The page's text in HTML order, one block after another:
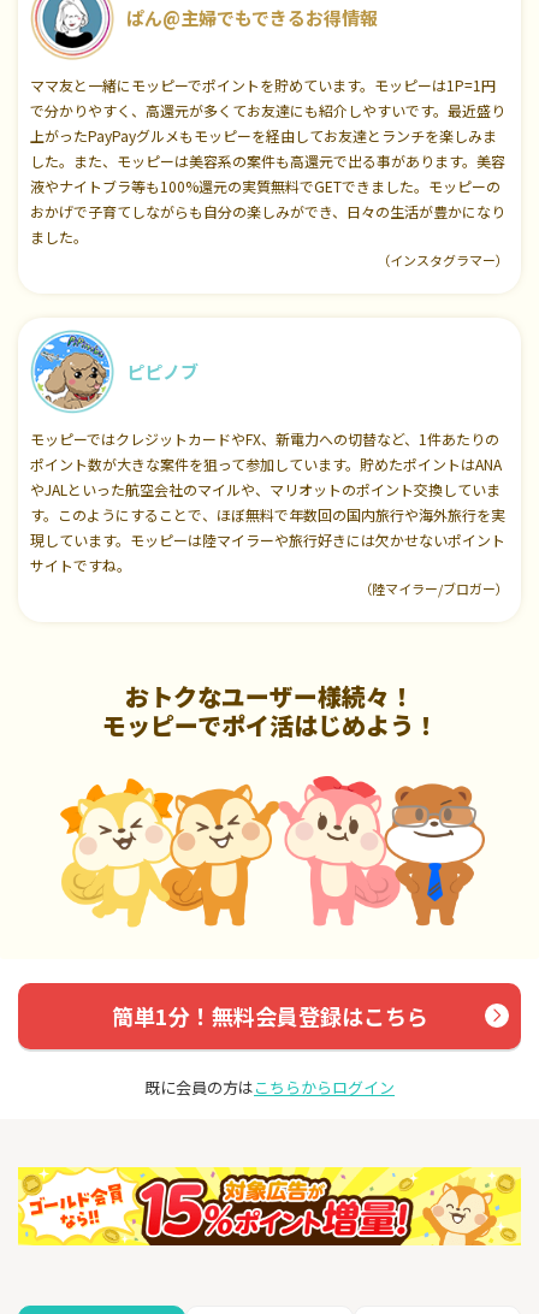
ぱん@主婦でもできるお得情報
ママ友と一緒にモッピーでポイントを貯めています。モッピーは1P=1円
で分かりやすく、高還元が多くてお友達にも紹介しやすいです。最近盛り
上がったPayPayグルメもモッピーを経由してお友達とランチを楽しみま
した。また、モッピーは美容系の案件も高還元で出る事があります。美容
液やナイトブラ等も100%還元の実質無料でGETできました。モッピーの
おかげで子育てしながらも自分の楽しみができ、日々の生活が豊かになり
ました。
（インスタグラマー）
ピピノブ
モッピーではクレジットカードやFX、新電力への切替など、1件あたりの
ポイント数が大きな案件を狙って参加しています。貯めたポイントはANA
やJALといった航空会社のマイルや、マリオットのポイント交換していま
す。このようにすることで、ほぼ無料で年数回の国内旅行や海外旅行を実
現しています。モッピーは陸マイラーや旅行好きには欠かせないポイント
サイトですね。
（陸マイラー/ブロガー）
おトクなユーザー様続々！
モッピーでポイ活はじめよう！
簡単1分！無料会員登録はこちら
既に会員の方はこちらからログイン